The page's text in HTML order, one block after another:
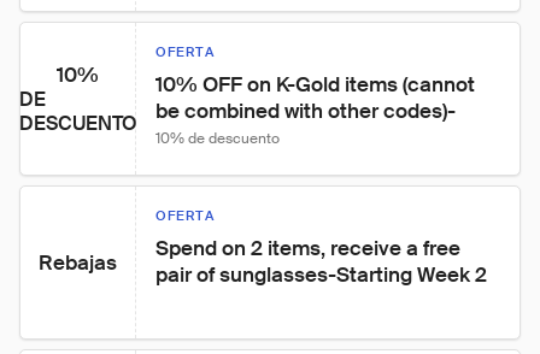
10%
DE
DESCUENTO
OFERTA
10% OFF on K-Gold items (cannot
be combined with other codes)-
10% de descuento
Rebajas
OFERTA
Spend on 2 items, receive a free
pair of sunglasses-Starting Week 2